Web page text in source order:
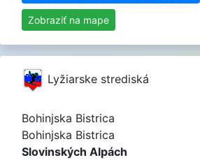
Zobraziť na mape
Lyžiarske strediská
Bohinjska Bistrica
Bohinjska Bistrica
Slovinských Alpách